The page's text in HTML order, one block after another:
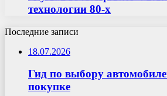
технологии 80-х
Последние записи
18.07.2026
Гид по выбору
покупке